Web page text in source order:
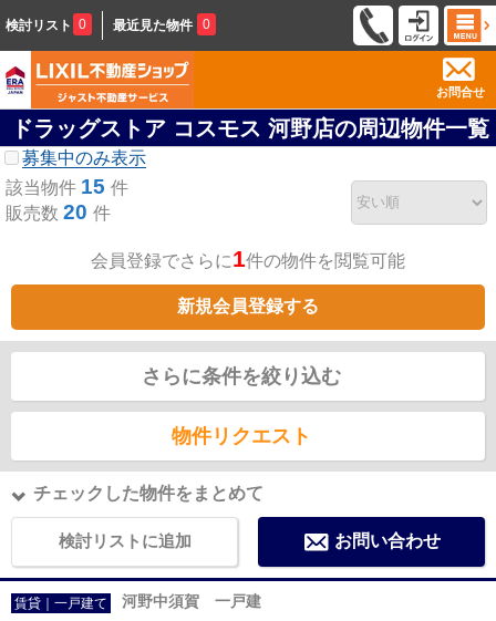
検討リスト 0 最近見た物件 0
お問合せ
ドラッグストア コスモス 河野店の周辺物件一覧
募集中のみ表示
該当物件 15 件
販売数 20 件
会員登録でさらに1件の物件を閲覧可能
新規会員登録する
さらに条件を絞り込む
物件リクエスト
チェックした物件をまとめて
検討リストに追加 お問い合わせ
賃貸｜一戸建て 河野中須賀 一戸建